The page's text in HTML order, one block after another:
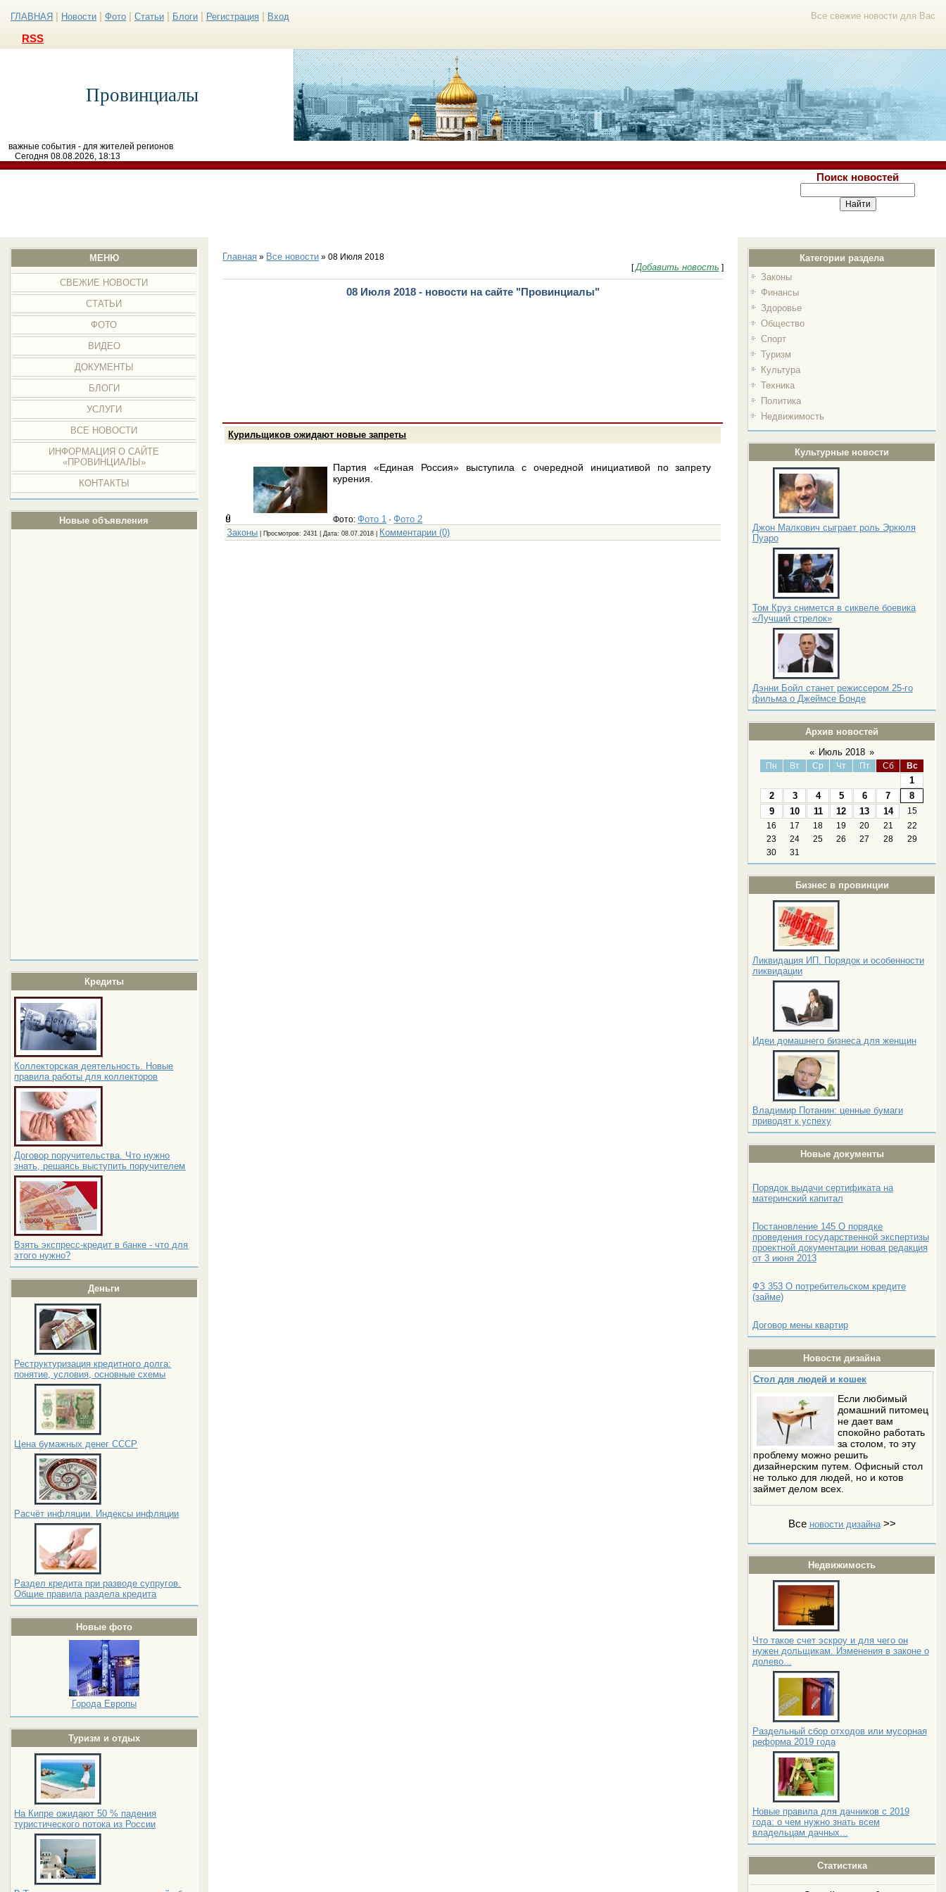
Все свежие новости для Вас
ГЛАВНАЯ Новости Фото Статьи Блоги Регистрация Вход
RSS
Провинциалы
важные события - для жителей регионов
Сегодня 08.08.2026, 18:13
Поиск новостей
МЕНЮ
СВЕЖИЕ НОВОСТИ
СТАТЬИ
ФОТО
ВИДЕО
ДОКУМЕНТЫ
БЛОГИ
УСЛУГИ
ВСЕ НОВОСТИ
ИНФОРМАЦИЯ О САЙТЕ
«ПРОВИНЦИАЛЫ»
КОНТАКТЫ
Новые объявления
Кредиты
Коллекторская деятельность. Новые
правила работы для коллекторов
Договор поручительства. Что нужно
знать, решаясь выступить поручителем
Взять экспресс-кредит в банке - что для
этого нужно?
Деньги
Реструктуризация кредитного долга:
понятие, условия, основные схемы
Цена бумажных денег СССР
Расчёт инфляции. Индексы инфляции
Раздел кредита при разводе супругов.
Общие правила раздела кредита
Новые фото
Города Европы
Туризм и отдых
На Кипре ожидают 50 % падения
туристического потока из России
Категории раздела
Законы
Финансы
Здоровье
Общество
Спорт
Туризм
Культура
Техника
Политика
Недвижимость
Культурные новости
Джон Малкович сыграет роль Эркюля
Пуаро
Том Круз снимется в сиквеле боевика
«Лучший стрелок»
Дэнни Бойл станет режиссером 25-го
фильма о Джеймсе Бонде
Архив новостей
« Июль 2018 »
Пн Вт Ср Чт Пт Сб Вс
1
2
3 4 5 6 7
8
9
10 11 12 13 14
15
16
17 18 19 20 21
22
23
24 25 26 27 28
29
30
31
Бизнес в провинции
Ликвидация ИП. Порядок и особенности
ликвидации
Идеи домашнего бизнеса для женщин
Владимир Потанин: ценные бумаги
приводят к успеху
Новые документы
Порядок выдачи сертификата на
материнский капитал
Постановление 145 О порядке
проведения государственной экспертизы
проектной документации новая редакция
от 3 июня 2013
ФЗ 353 О потребительском кредите
(займе)
Договор мены квартир
Новости дизайна
Стол для людей и кошек
Если любимый
домашний питомец
не дает вам
спокойно работать
за столом, то эту
проблему можно решить
дизайнерским путем. Офисный стол
не только для людей, но и котов
займет делом всех.
Все новости дизайна>>
Недвижимость
Что такое счет эскроу и для чего он
нужен дольщикам. Изменения в законе о
долево...
Раздельный сбор отходов или мусорная
реформа 2019 года
Новые правила для дачников с 2019
года: о чем нужно знать всем
владельцам дачных...
Статистика
Главная » Все новости » 08 Июля 2018
[Добавить новость ]
08 Июля 2018 - новости на сайте "Провинциалы"
Курильщиков ожидают новые запреты
Партия «Единая Россия» выступила с очередной инициативой по запрету
курения.
Фото:Фото 1 ·Фото 2
Законы | Просмотров: 2431 | Дата:08.07.2018 Комментарии (0)